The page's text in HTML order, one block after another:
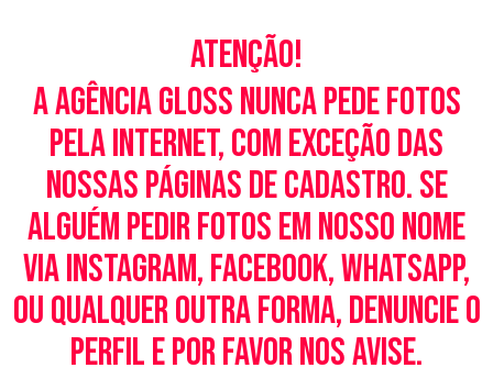
Atenção!
A Agência Gloss nunca pede fotos
pela Internet, com exceção das
nossas páginas de cadastro. Se
alguém pedir fotos em nosso nome
via Instagram, Facebook, WhatsApp,
ou qualquer outra forma, denuncie o
perfil e por favor nos avise.